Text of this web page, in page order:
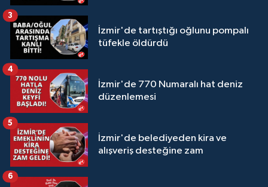
İzmir'de tartıştığı oğlunu pompalı
tüfekle öldürdü
3
İzmir'de 770 Numaralı hat deniz
düzenlemesi
4
İzmir'de belediyeden kira ve
alışveriş desteğine zam
5
6